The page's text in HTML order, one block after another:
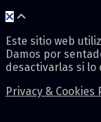
Este sitio web
Damos por
desactivarlas si lo
Privacy & Cookies